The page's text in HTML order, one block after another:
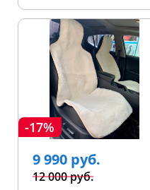
-17%
9 990 руб.
12 000 руб.